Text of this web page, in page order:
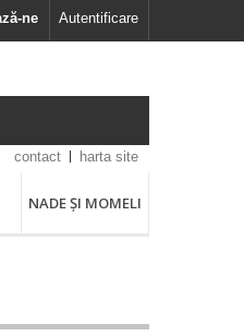
Autentificare
ne
contact harta site
NADE ȘI MOMELI